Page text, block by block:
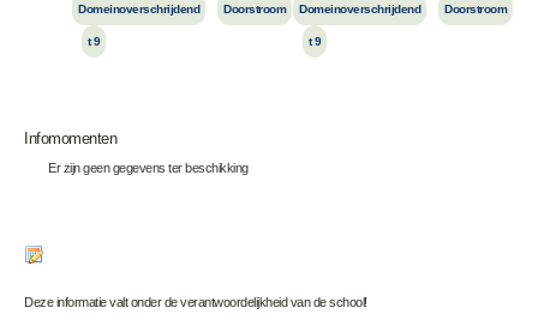
Domeinoverschrijdend Doorstroom
t 9
Domeinoverschrijdend Doorstroom
t 9
Infomomenten
Er zijn geen gegevens ter beschikking
Deze informatie valt onder de verantwoordelijkheid van de school!